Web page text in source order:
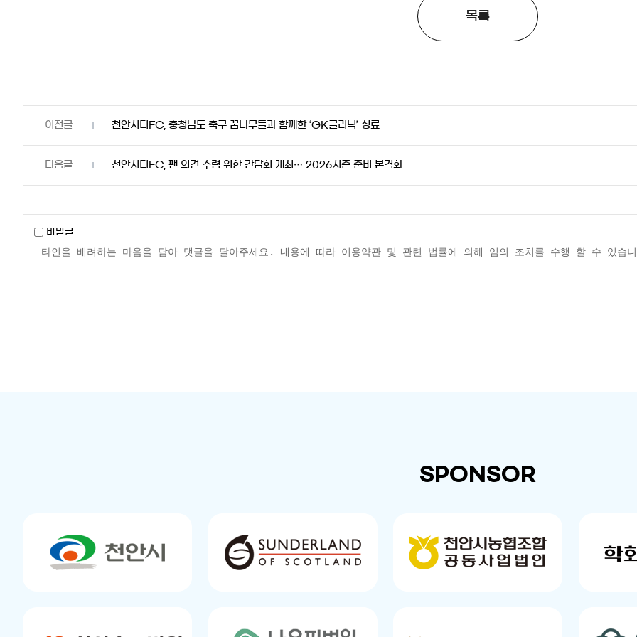
목록
천안시티FC, 충청남도 축구 꿈나무들과 함께한 ‘GK클리닉’ 성료
천안시티FC, 팬 의견 수렴 위한 간담회 개최… 2026시즌 준비 본격화
비밀글
SPONSOR